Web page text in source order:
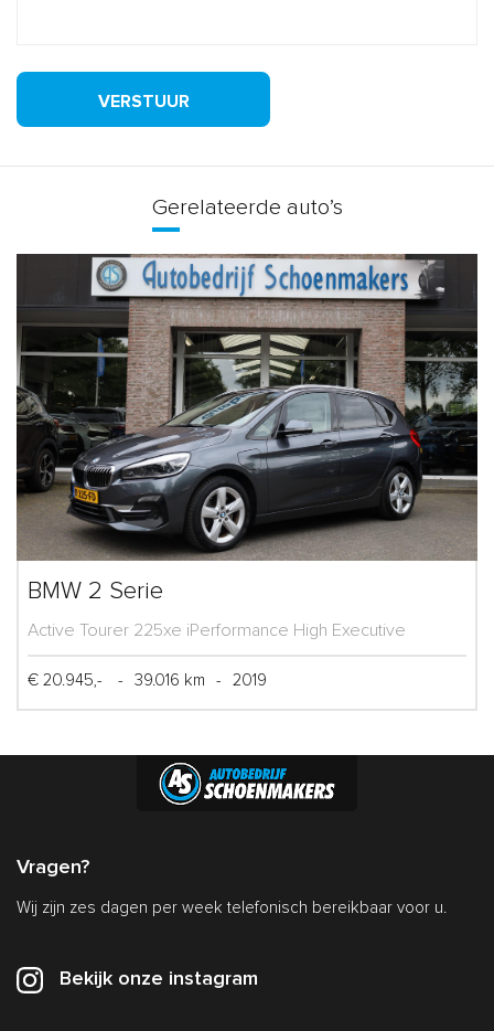
VERSTUUR
Gerelateerde auto’s
BMW 2 Serie
Active Tourer 225xe iPerformance High Executive
€ 20.945,- - 39.016 km - 2019
Vragen?
Wij zijn zes dagen per week telefonisch bereikbaar voor u.
Bekijk onze instagram